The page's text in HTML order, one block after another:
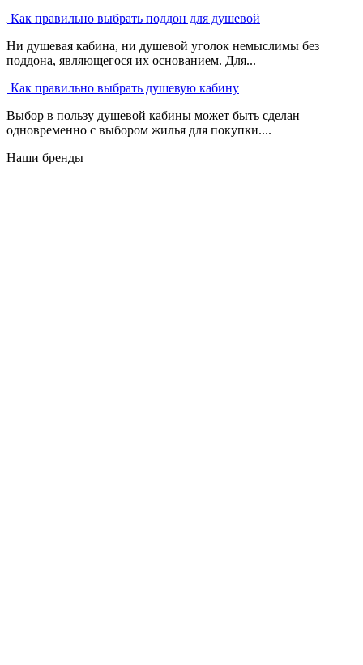
Как правильно выбрать поддон для душевой
Ни душевая кабина, ни душевой уголок немыслимы без
поддона, являющегося их основанием. Для...
Как правильно выбрать душевую кабину
Выбор в пользу душевой кабины может быть сделан
одновременно с выбором жилья для покупки....
Наши бренды